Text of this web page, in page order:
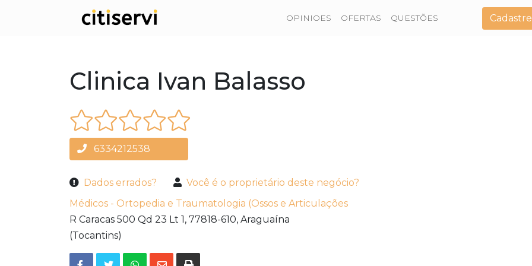
OPINIOES OFERTAS QUESTÕES
Clinica Ivan Balasso
6334212538
Dados errados?
Você é o proprietário deste negócio?
Médicos - Ortopedia e Traumatologia (Ossos e Articulações
R Caracas 500 Qd 23 Lt 1, 77818-610, Araguaína
(Tocantins)